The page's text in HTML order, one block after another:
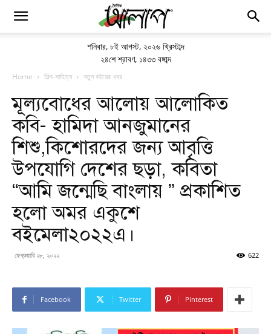
শনিবার, ৮ই আগস্ট, ২০২৬ খ্রিস্টাব্দ
২৪শে শ্রাবণ, ১৪৩৩ বঙ্গাব্দ
Home শিল্প-সাহিত্য নতুন বইয়ের খবর
মূল্যবোধের আলোয় আলোকিত
কবি- হামিদা আনজুমানের
শিশু,কিশোরদের জন্য আবৃত্তি
উপযোগি দেশের ছড়া, কবিতা
“আমি জন্মেছি বাংলায় ” প্রকাশিত
হলো অমর একুশে
বইমেলা২০২২এ।
ফেব্রুয়ারি ২৮, ২০২২ 622
Facebook Twitter Pinterest